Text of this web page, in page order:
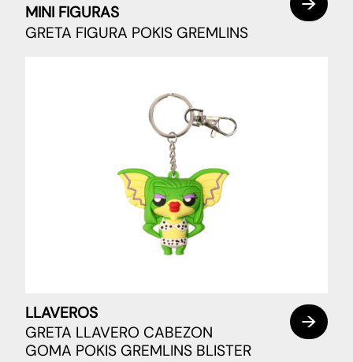
MINI FIGURAS
GRETA FIGURA POKIS GREMLINS
LLAVEROS
GRETA LLAVERO CABEZON
GOMA POKIS GREMLINS BLISTER